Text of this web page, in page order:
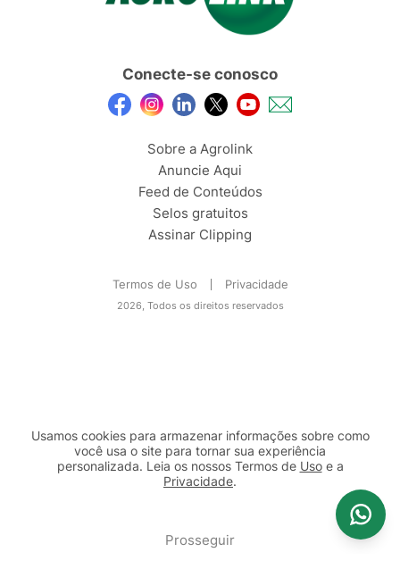
Conecte-se conosco
Sobre a Agrolink
Anuncie Aqui
Feed de Conteúdos
Selos gratuitos
Assinar Clipping
Termos de Uso Privacidade
2026, Todos os direitos reservados
Usamos cookies para armazenar informações sobre como
você usa o site para tornar sua experiência
personalizada. Leia os nossos Termos de Usoe a
Privacidade.
Prosseguir